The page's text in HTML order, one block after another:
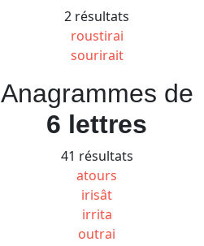
2 résultats
roustirai
sourirait
Anagrammes de
6 lettres
41 résultats
atours
irisât
irrita
outrai